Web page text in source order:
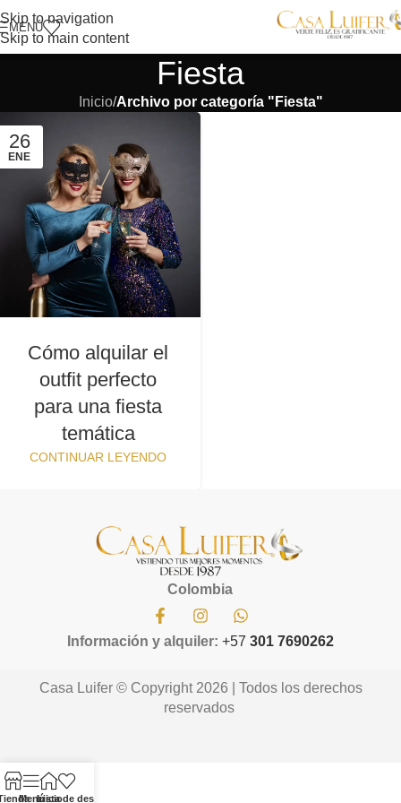
Skip to navigation
Skip to main content
MENÚ
Fiesta
Inicio/Archivo por categoría "Fiesta"
26
ENE
Cómo alquilar el
outfit perfecto
para una fiesta
temática
CONTINUAR LEYENDO
Colombia
Información y alquiler: +57 301 7690262
Casa Luifer © Copyright 2026 | Todos los derechos
reservados
MenúInicio
Lista de deseos